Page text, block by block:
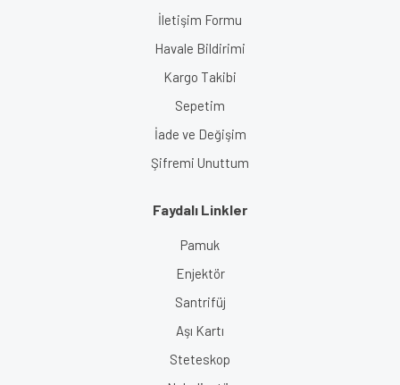
İletişim Formu
Havale Bildirimi
Kargo Takibi
Sepetim
İade ve Değişim
Şifremi Unuttum
Faydalı Linkler
Pamuk
Enjektör
Santrifüj
Aşı Kartı
Steteskop